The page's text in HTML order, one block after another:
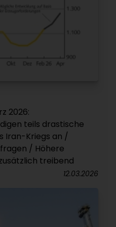
2026:
teils drastische
Iran-Kriegs an /
/ Höhere
treibend
12.03.2026